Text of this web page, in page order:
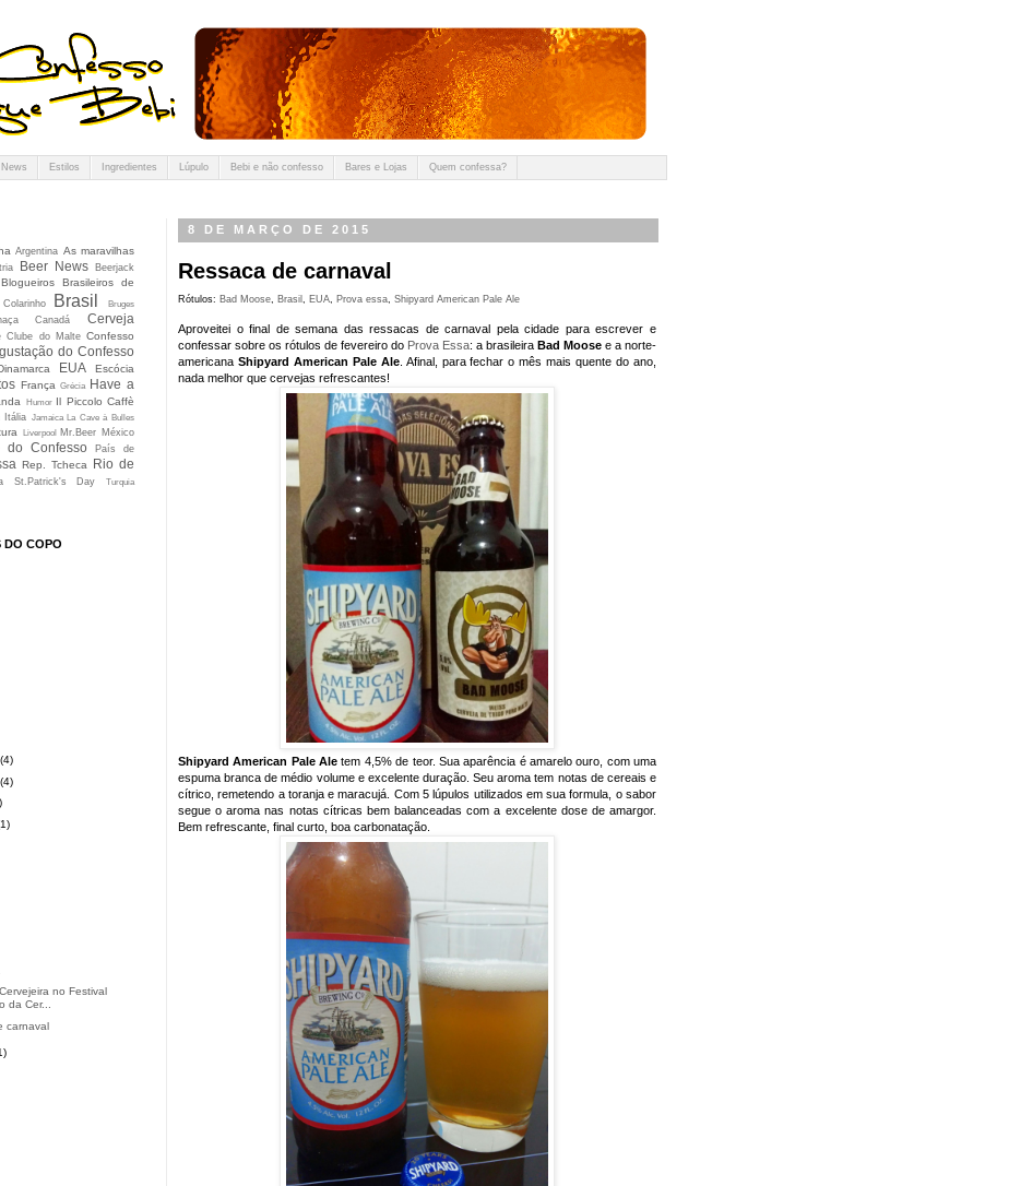
News Estilos Ingredientes Lúpulo Bebi e não confesso Bares e Lojas Quem confessa?
8 DE MARÇO DE 2015
Ressaca de carnaval
Rótulos: Bad Moose Brasil EUA Prova essa Shipyard American Pale Ale
Aproveitei o final de semana das ressacas de carnaval pela cidade para escrever e
confessar sobre os rótulos de fevereiro do Prova Essa: a brasileira Bad Moose e a norte-
americana Shipyard American Pale Ale. Afinal, para fechar o mês mais quente do ano,
nada melhor que cervejas refrescantes!
Shipyard American Pale Aletem 4,5% de teor. Sua aparência é amarelo ouro, com uma
espuma branca de médio volume e excelente duração. Seu aroma tem notas de cereais e
cítrico, remetendo a toranja e maracujá. Com 5 lúpulos utilizados em sua formula, o sabor
segue o aroma nas notas cítricas bem balanceadas com a excelente dose de amargor.
Bem refrescante, final curto, boa carbonatação.
Argentina As maravilhas
Beer News
Beerjack
Blogueiros Brasileiros de
Brasil Bruges
Canadá
Cerveja
Clube do Malte Confesso
do Confesso
EUA
Escócia
França Grécia Have a
Humor Il Piccolo Caffè
Itália Jamaica La Cave à Bulles
Liverpool Mr.Beer México
do Confesso
País de
Rep. Tcheca
Rio de
St.Patrick's Day Turquia
DO COPO
(4)
(4)
no Festival
da Cer...
carnaval